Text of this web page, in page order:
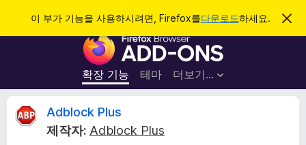
이 부가 기능을 사용하시려면, Firefox를다운로드하세요.
이
림
F
r
e
x
확장 기능 테마 더보기…
로그인
A
Adblock Plus
제작자: Adblock Plus